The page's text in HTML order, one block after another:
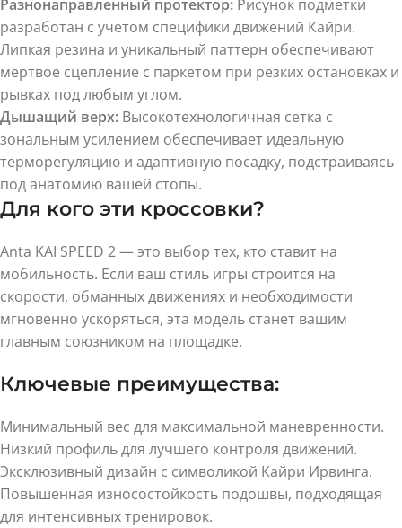
Разнонаправленный протектор: Рисунок подметки
разработан с учетом специфики движений Кайри.
Липкая резина и уникальный паттерн обеспечивают
мертвое сцепление с паркетом при резких остановках и
рывках под любым углом.
Дышащий верх: Высокотехнологичная сетка с
зональным усилением обеспечивает идеальную
терморегуляцию и адаптивную посадку, подстраиваясь
под анатомию вашей стопы.
Для кого эти кроссовки?
Anta KAI SPEED 2 — это выбор тех, кто ставит на
мобильность. Если ваш стиль игры строится на
скорости, обманных движениях и необходимости
мгновенно ускоряться, эта модель станет вашим
главным союзником на площадке.
Ключевые преимущества:
Минимальный вес для максимальной маневренности.
Низкий профиль для лучшего контроля движений.
Эксклюзивный дизайн с символикой Кайри Ирвинга.
Повышенная износостойкость подошвы, подходящая
для интенсивных тренировок.